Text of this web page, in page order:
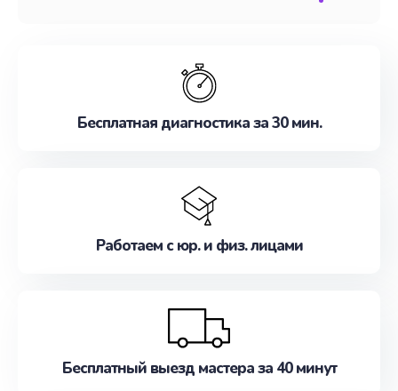
Бесплатная диагностика за 30 мин.
Работаем с юр. и физ. лицами
Бесплатный выезд мастера за 40 минут